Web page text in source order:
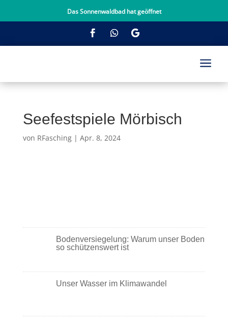
Das Sonnenwaldbad hat geöffnet
a
Seefestspiele Mörbisch
von RFasching| Apr. 8, 2024
Bodenversiegelung: Warum unser Boden
so schützenswert ist
Unser Wasser im Klimawandel